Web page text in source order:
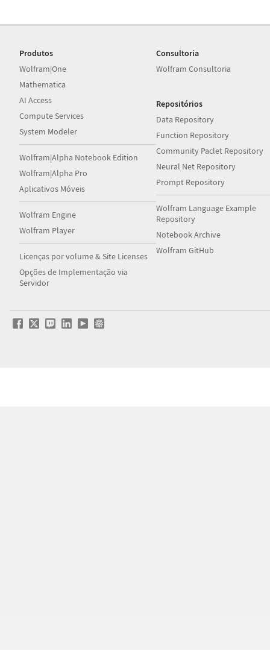
Produtos
Wolfram|One
Mathematica
AI Access
Compute Services
System Modeler
Wolfram|Alpha Notebook Edition
Wolfram|Alpha Pro
Aplicativos Móveis
Wolfram Engine
Wolfram Player
Licenças por volume & Site Licenses
Opções de Implementação via
Servidor
Consultoria
Wolfram Consultoria
Repositórios
Data Repository
Function Repository
Community Paclet Repository
Neural Net Repository
Prompt Repository
Wolfram Language Example
Repository
Notebook Archive
Wolfram GitHub